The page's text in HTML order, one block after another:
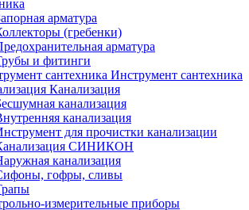
арматура
(гребенки)
арматура
и фитинги
Инструмент сантехника
Канализация
канализация
канализация
для прочистки канализации
СИНИКОН
канализация
гофры, сливы